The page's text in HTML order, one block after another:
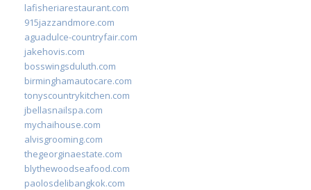
lafisheriarestaurant.com
915jazzandmore.com
aguadulce-countryfair.com
jakehovis.com
bosswingsduluth.com
birminghamautocare.com
tonyscountrykitchen.com
jbellasnailspa.com
mychaihouse.com
alvisgrooming.com
thegeorginaestate.com
blythewoodseafood.com
paolosdelibangkok.com